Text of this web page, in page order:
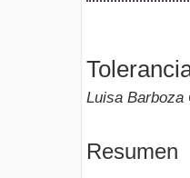
Luisa Barboza
Resumen